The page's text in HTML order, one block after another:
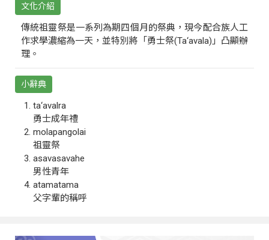
文化介紹
傳統祖靈祭是一系列為期四個月的祭典，現今配合族人工
作求學濃縮為一天，並特別將「勇士祭(Ta‘avala)」凸顯辦
理。
小辭典
ta‘avalra
勇士成年禮
molapangolai
祖靈祭
asavasavahe
男性青年
atamatama
父字輩的稱呼